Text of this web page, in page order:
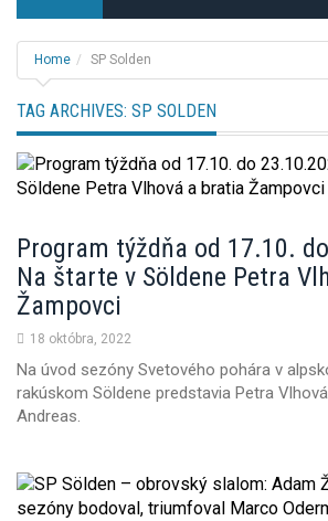
g
l
e
n
v
i
a
t
i
o
n
Home SP Solden
TAG ARCHIVES: SP SOLDEN
Program týždňa od 17.10.
Na štarte v Söldene Petra
Žampovci
18 októbra, 2022
Na úvod sezóny Svetového pohára v
rakúskom Söldene predstavia Petra
Andreas.